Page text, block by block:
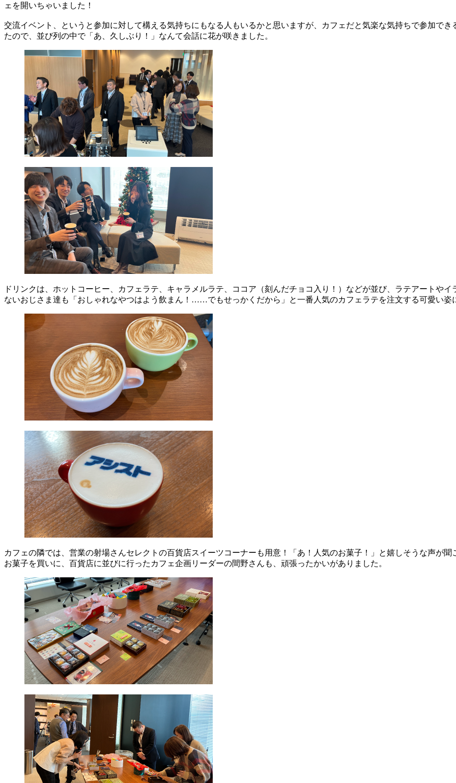
ェを開いちゃいました！
交流イベント、というと参加に対して構える気持ちにもなる人もいるかと思いますが、カフェだと気楽な気持ちで参加で
たので、並び列の中で「あ、久しぶり！」なんて会話に花が咲きました。
ドリンクは、ホットコーヒー、カフェラテ、キャラメルラテ、ココア（刻んだチョコ入り！）などが並び、ラテアートや
ないおじさま達も「おしゃれなやつはよう飲まん！……でもせっかくだから」と一番人気のカフェラテを注文する可愛い姿
カフェの隣では、営業の射場さんセレクトの百貨店スイーツコーナーも用意！「あ！人気のお菓子！」と嬉しそうな声が
お菓子を買いに、百貨店に並びに行ったカフェ企画リーダーの間野さんも、頑張ったかいがありました。